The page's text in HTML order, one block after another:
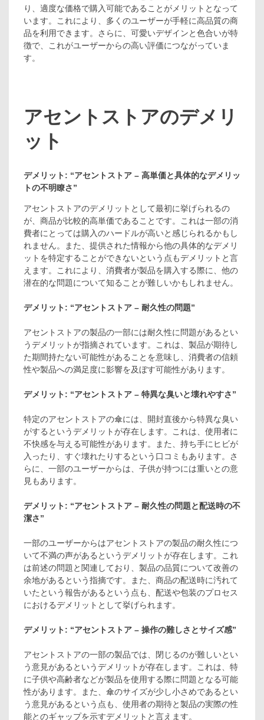
り、適度な価格で購入可能であることがメリットとなって
います。これにより、多くのユーザーが手軽に高品質の商
品を利用できます。さらに、可愛いデザインと色合いが特
徴で、これがユーザーからの高い評価につながっていま
す。
アセントストアのデメリ
ット
デメリット: “アセントストア – 高単価と具体的なデメリッ
トの不明瞭さ”
アセントストアのデメリットとして最初に挙げられるの
が、商品が比較的高単価であることです。これは一部の消
費者にとっては購入のハードルが高いと感じられるかもし
れません。また、提供された情報から他の具体的なデメリ
ットを特定することができないという点もデメリットと言
えます。これにより、消費者が製品を購入する際に、他の
潜在的な問題について知ることが難しいかもしれません。
デメリット: “アセントストア – 耐久性の問題”
アセントストアの製品の一部には耐久性に問題があるとい
うデメリットが指摘されています。これは、製品が期待し
た期間持たない可能性があることを意味し、消費者の信頼
性や製品への満足度に影響を及ぼす可能性があります。
デメリット: “アセントストア – 特異な臭いと壊れやすさ”
特定のアセントストアの傘には、開封直後から特異な臭い
がするというデメリットが存在します。これは、使用者に
不快感を与える可能性があります。また、持ち手にヒビが
入ったり、すぐ壊れたりするという口コミもあります。さ
らに、一部のユーザーからは、子供が持つには重いとの意
見もあります。
デメリット: “アセントストア – 耐久性の問題と配送時の不
潔さ”
一部のユーザーからはアセントストアの製品の耐久性につ
いて不満の声があるというデメリットが存在します。これ
は前述の問題と関連しており、製品の品質について改善の
余地があるという指摘です。また、商品の配送時に汚れて
いたという報告があるという点も、配送や包装のプロセス
におけるデメリットとして挙げられます。
デメリット: “アセントストア – 操作の難しさとサイズ感”
アセントストアの一部の製品では、閉じるのが難しいとい
う意見があるというデメリットが存在します。これは、特
に子供や高齢者などが製品を使用する際に問題となる可能
性があります。また、傘のサイズが少し小さめであるとい
う意見があるという点も、使用者の期待と製品の実際の性
能とのギャップを示すデメリットと言えます。